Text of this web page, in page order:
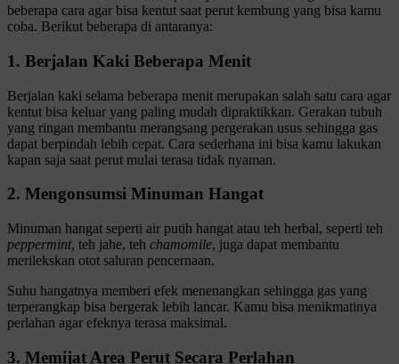
beberapa cara agar bisa kentut saat perut kembung yang bisa kamu
coba. Berikut beberapa di antaranya:
1. Berjalan Kaki Beberapa Menit
Berjalan kaki selama beberapa menit merupakan salah satu cara agar
kentut bisa keluar yang paling mudah dipraktikkan. Gerakan tubuh
yang ringan membantu merangsang pergerakan usus sehingga gas
dapat berpindah lebih cepat. Cara sederhana ini bisa kamu lakukan
kapan saja saat perut mulai terasa tidak nyaman.
2. Mengonsumsi Minuman Hangat
Minuman hangat seperti air putih hangat atau teh herbal, seperti teh
peppermint, teh jahe, teh chamomile, juga dapat membantu
merilekskan otot saluran pencernaan.
Suhu hangatnya memberi efek menenangkan sehingga gas yang
terperangkap bisa bergerak lebih lancar. Kamu bisa menikmatinya
perlahan agar efeknya terasa maksimal.
3. Memijat Area Perut Secara Perlahan